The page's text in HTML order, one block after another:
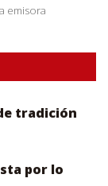
emisora
tradición
por lo